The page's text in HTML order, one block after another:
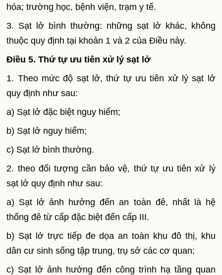
hóa; trường học, bệnh viện, trạm y tế.
3. Sạt lở bình thường: những sạt lở khác, không
thuộc quy định tại khoản 1 và 2 của Điều này.
Điều 5. Thứ tự ưu tiên xử lý sạt lở
1. Theo mức độ sạt lở, thứ tự ưu tiên xử lý sạt lở
quy định như sau:
a) Sạt lở đặc biệt nguy hiểm;
b) Sạt lở nguy hiểm;
c) Sạt lở bình thường.
2. theo đối tượng cần bảo vệ, thứ tự ưu tiên xử lý
sạt lở quy định như sau:
a) Sạt lở ảnh hưởng đến an toàn đê, nhất là hệ
thống đê từ cấp đặc biệt đến cấp III.
b) Sạt lở trực tiếp đe dọa an toàn khu đô thị, khu
dân cư sinh sống tập trung, trụ sở các cơ quan;
c) Sạt lở ảnh hưởng đến công trình hạ tầng quan